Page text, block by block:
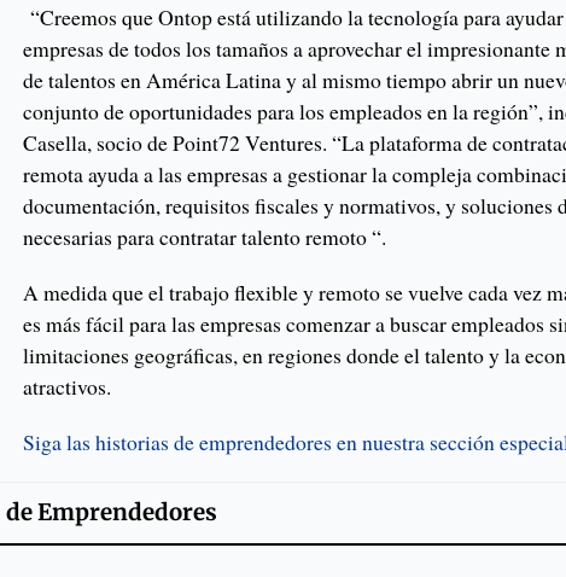
“Creemos que Ontop está utilizando la tecnología para ayudar
empresas de todos los tamaños a aprovechar el impresionante
de talentos en América Latina y al mismo tiempo abrir un
conjunto de oportunidades para los empleados en la región”,
Casella, socio de Point72 Ventures. “La plataforma de
remota ayuda a las empresas a gestionar la compleja
documentación, requisitos fiscales y normativos, y soluciones
necesarias para contratar talento remoto “.
A medida que el trabajo flexible y remoto se vuelve cada vez
es más fácil para las empresas comenzar a buscar empleados
limitaciones geográficas, en regiones donde el talento y la
atractivos.
Siga las historias de emprendedores en nuestra sección
deEmprendedores